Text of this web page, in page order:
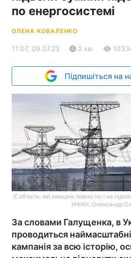
по енергосистемі
ОЛЕНА КОВАЛЕНКО
11:07, 09.07.23 2 хв.
Підпишіться на
Є об'єкти, які знищені повністю і не
УНІАН, Олександр
За словами Галущенка, в
проводиться
кампанія за всю історію,